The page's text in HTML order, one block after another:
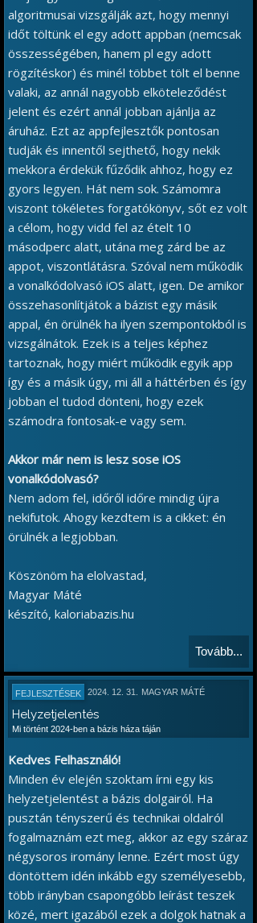
algoritmusai vizsgálják azt, hogy mennyi
időt töltünk el egy adott appban (nemcsak
összességében, hanem pl egy adott
rögzítéskor) és minél többet tölt el benne
valaki, az annál nagyobb elköteleződést
jelent és ezért annál jobban ajánlja az
áruház. Ezt az appfejlesztők pontosan
tudják és innentől sejthető, hogy nekik
mekkora érdekük fűződik ahhoz, hogy ez
gyors legyen. Hát nem sok. Számomra
viszont tökéletes forgatókönyv, sőt ez volt
a célom, hogy vidd fel az ételt 10
másodperc alatt, utána meg zárd be az
appot, viszontlátásra. Szóval nem működik
a vonalkódolvasó iOS alatt, igen. De amikor
összehasonlítjátok a bázist egy másik
appal, én örülnék ha ilyen szempontokból is
vizsgálnátok. Ezek is a teljes képhez
tartoznak, hogy miért működik egyik app
így és a másik úgy, mi áll a háttérben és így
jobban el tudod dönteni, hogy ezek
számodra fontosak-e vagy sem.
Akkor már nem is lesz sose iOS
vonalkódolvasó?
Nem adom fel, időről időre mindig újra
nekifutok. Ahogy kezdtem is a cikket: én
örülnék a legjobban.
Köszönöm ha elolvastad,
Magyar Máté
készító, kaloriabazis.hu
Tovább...
FEJLESZTÉSEK 2024. 12. 31. MAGYAR MÁTÉ
Helyzetjelentés
Mi történt 2024-ben a bázis háza táján
Kedves Felhasználó!
Minden év elején szoktam írni egy kis
helyzetjelentést a bázis dolgairól. Ha
pusztán tényszerű és technikai oldalról
fogalmaznám ezt meg, akkor az egy száraz
négysoros iromány lenne. Ezért most úgy
döntöttem idén inkább egy személyesebb,
több irányban csapongóbb leírást teszek
közé, mert igazából ezek a dolgok hatnak a